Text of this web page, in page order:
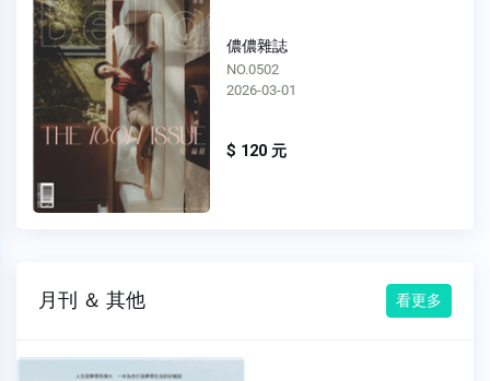
儂儂雜誌
NO.0502
2026-03-01
$ 120 元
月刊 ＆ 其他 看更多